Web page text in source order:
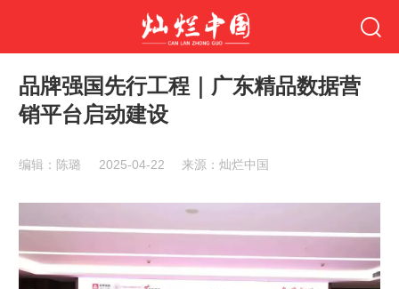
品牌强国先行工程｜广东精品数据营
销平台启动建设
编辑：陈璐 2025-04-22 来源：灿烂中国